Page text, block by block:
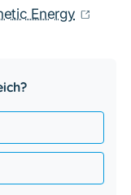
Energy